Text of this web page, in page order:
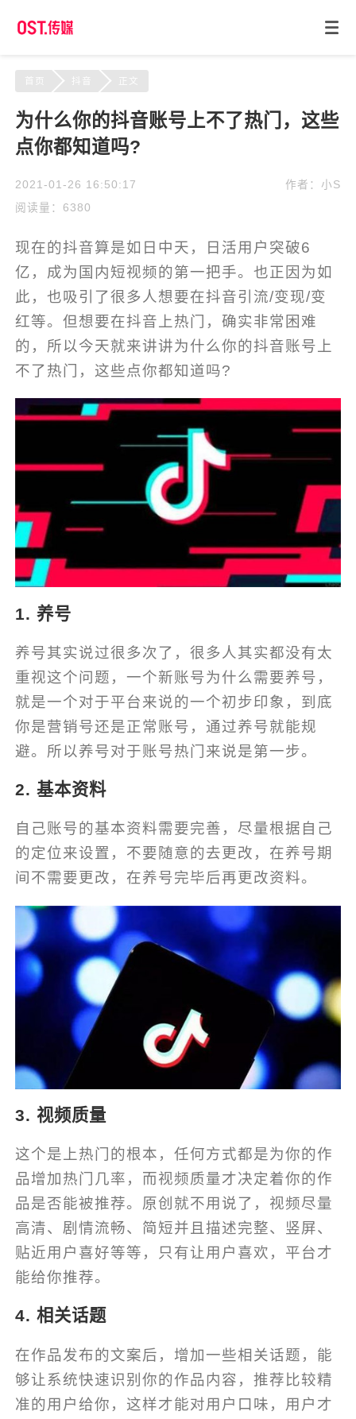
首页 正文
为什么你的抖音账号上不了热门，这些
点你都知道吗?
2021-01-26 16:50:17
阅读量：6380
作者：小S
现在的抖音算是如日中天，日活用户突破6
亿，成为国内短视频的第一把手。也正因为如
此，也吸引了很多人想要在抖音引流/变现/变
红等。但想要在抖音上热门，确实非常困难
的，所以今天就来讲讲为什么你的抖音账号上
不了热门，这些点你都知道吗?
1. 养号
养号其实说过很多次了，很多人其实都没有太
重视这个问题，一个新账号为什么需要养号，
就是一个对于平台来说的一个初步印象，到底
你是营销号还是正常账号，通过养号就能规
避。所以养号对于账号热门来说是第一步。
2. 基本资料
自己账号的基本资料需要完善，尽量根据自己
的定位来设置，不要随意的去更改，在养号期
间不需要更改，在养号完毕后再更改资料。
3. 视频质量
这个是上热门的根本，任何方式都是为你的作
品增加热门几率，而视频质量才决定着你的作
品是否能被推荐。原创就不用说了，视频尽量
高清、剧情流畅、简短并且描述完整、竖屏、
贴近用户喜好等等，只有让用户喜欢，平台才
能给你推荐。
4. 相关话题
在作品发布的文案后，增加一些相关话题，能
够让系统快速识别你的作品内容，推荐比较精
准的用户给你，这样才能对用户口味，用户才